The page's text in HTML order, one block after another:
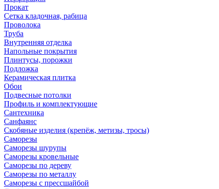
Прокат
Сетка кладочная, рабица
Проволока
Труба
Внутренняя отделка
Напольные покрытия
Плинтусы, порожки
Подложка
Керамическая плитка
Обои
Подвесные потолки
Профиль и комплектующие
Сантехника
Санфаянс
Скобяные изделия (крепёж, метизы, тросы)
Саморезы
Саморезы шурупы
Саморезы кровельные
Саморезы по дереву
Саморезы по металлу
Саморезы с прессшайбой